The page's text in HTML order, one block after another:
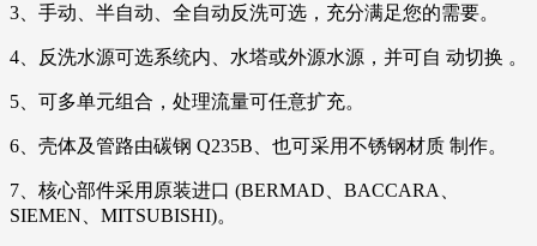
3、手动、半自动、全自动反洗可选，充分满足您的需要。
4、反洗水源可选系统内、水塔或外源水源，并可自 动切换 。
5、可多单元组合，处理流量可任意扩充。
6、壳体及管路由碳钢 Q235B、也可采用不锈钢材质 制作。
7、核心部件采用原装进口 (BERMAD、BACCARA、
SIEMEN、MITSUBISHI)。